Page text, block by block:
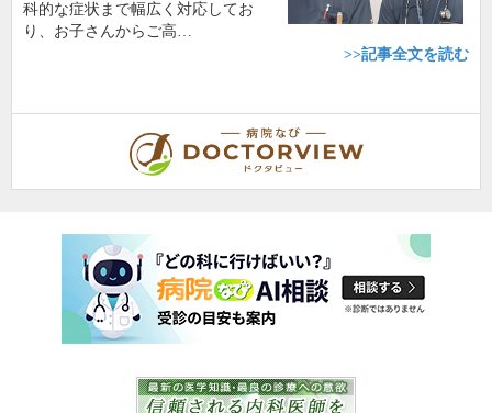
科的な症状まで幅広く対応してお
り、お子さんからご高…
>>記事全文を読む